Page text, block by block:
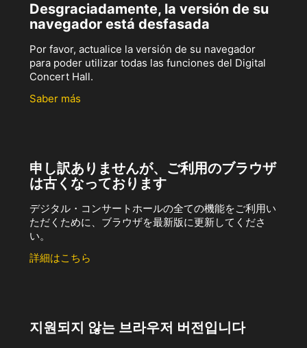
Desgraciadamente, la versión de su
navegador está desfasada
Por favor, actualice la versión de su navegador
para poder utilizar todas las funciones del Digital
Concert Hall.
Saber más
申し訳ありませんが、ご利用のブラウザ
は古くなっております
デジタル・コンサートホールの全ての機能をご利用い
ただくために、ブラウザを最新版に更新してくださ
い。
詳細はこちら
지원되지 않는 브라우저 버전입니다